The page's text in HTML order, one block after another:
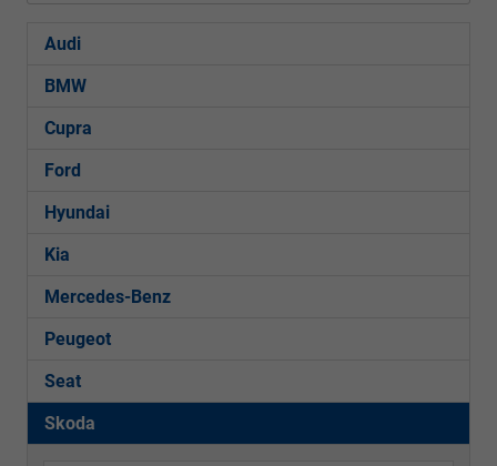
Audi
BMW
Cupra
Ford
Hyundai
Kia
Mercedes-Benz
Peugeot
Seat
Skoda